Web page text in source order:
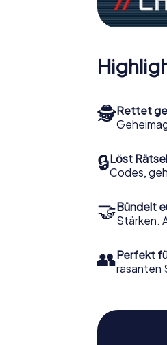
🕵Rettet
🔒Löst
Codes,
🤝Bündelt
Stärken.
👥Perfekt
rasanten